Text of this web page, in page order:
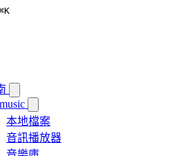
K
本地檔案
音訊播放器